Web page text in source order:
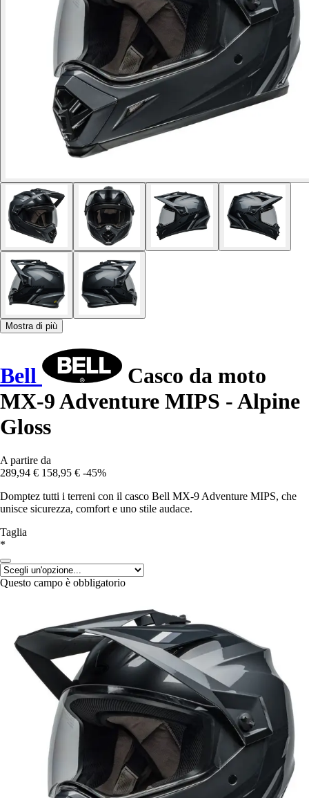
Mostra di più
Bell
Casco da moto
MX-9 Adventure MIPS - Alpine
Gloss
A partire da
289,94 € 158,95 € -45%
Domptez tutti i terreni con il casco Bell MX-9 Adventure MIPS, che
unisce sicurezza, comfort e uno stile audace.
Taglia
*
Questo campo è obbligatorio